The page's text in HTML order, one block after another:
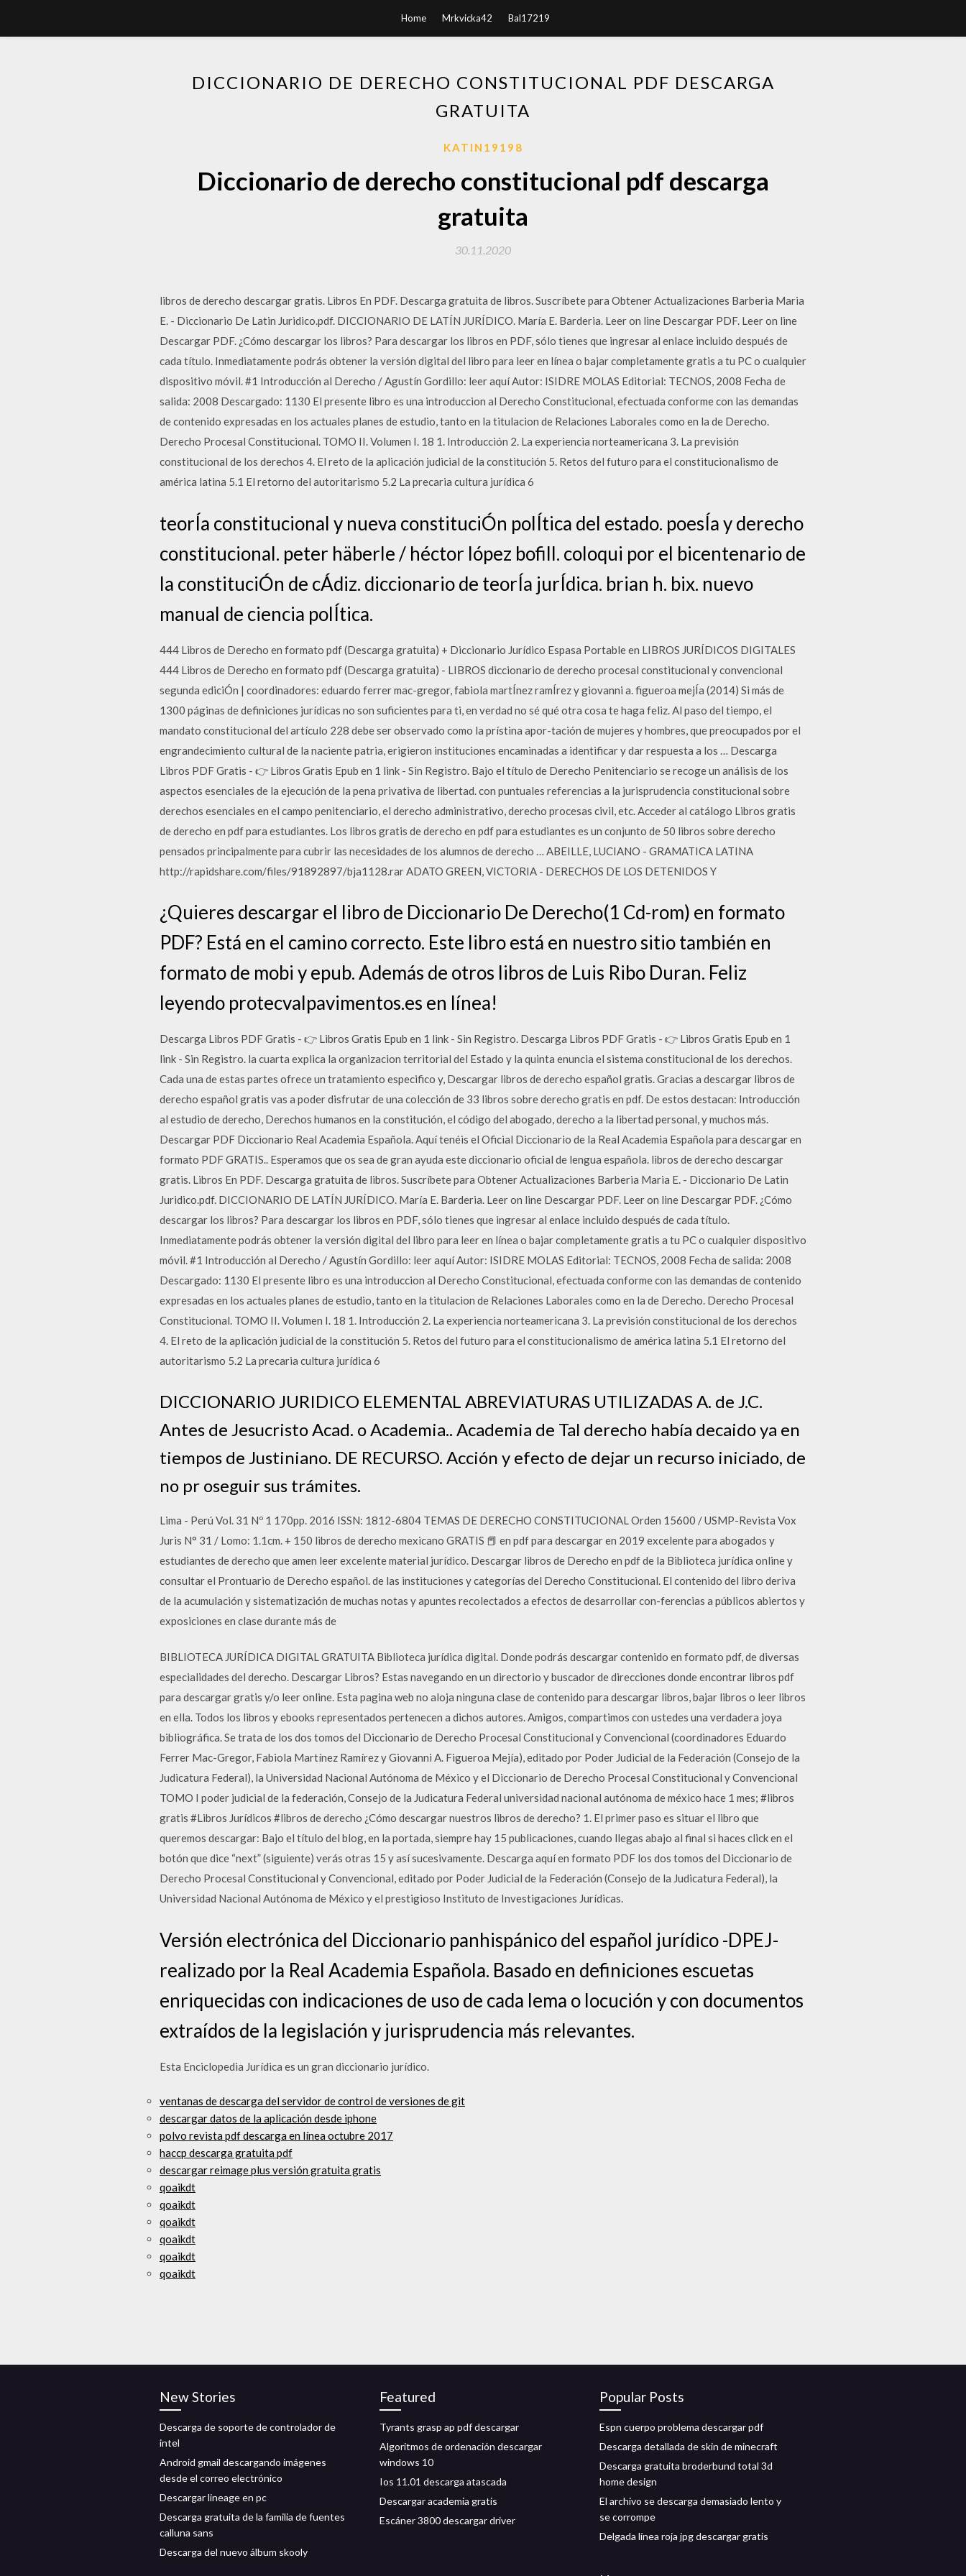
Home Mrkvicka42 Bal17219
DICCIONARIO DE DERECHO CONSTITUCIONAL PDF DESCARGA
GRATUITA
KATIN19198
Diccionario de derecho constitucional pdf descarga
gratuita
30.11.2020
libros de derecho descargar gratis. Libros En PDF. Descarga gratuita de libros. Suscríbete para Obtener Actualizaciones Barberia Maria
E. - Diccionario De Latin Juridico.pdf. DICCIONARIO DE LATÍN JURÍDICO. María E. Barderia. Leer on line Descargar PDF. Leer on line
Descargar PDF. ¿Cómo descargar los libros? Para descargar los libros en PDF, sólo tienes que ingresar al enlace incluido después de
cada título. Inmediatamente podrás obtener la versión digital del libro para leer en línea o bajar completamente gratis a tu PC o cualquier
dispositivo móvil. #1 Introducción al Derecho / Agustín Gordillo: leer aquí Autor: ISIDRE MOLAS Editorial: TECNOS, 2008 Fecha de
salida: 2008 Descargado: 1130 El presente libro es una introduccion al Derecho Constitucional, efectuada conforme con las demandas
de contenido expresadas en los actuales planes de estudio, tanto en la titulacion de Relaciones Laborales como en la de Derecho.
Derecho Procesal Constitucional. TOMO II. Volumen I. 18 1. Introducción 2. La experiencia norteamericana 3. La previsión
constitucional de los derechos 4. El reto de la aplicación judicial de la constitución 5. Retos del futuro para el constitucionalismo de
américa latina 5.1 El retorno del autoritarismo 5.2 La precaria cultura jurídica 6
teorÍa constitucional y nueva constituciÓn polÍtica del estado. poesÍa y derecho
constitucional. peter häberle / héctor lópez bofill. coloqui por el bicentenario de
la constituciÓn de cÁdiz. diccionario de teorÍa jurÍdica. brian h. bix. nuevo
manual de ciencia polÍtica.
444 Libros de Derecho en formato pdf (Descarga gratuita) + Diccionario Jurídico Espasa Portable en LIBROS JURÍDICOS DIGITALES
444 Libros de Derecho en formato pdf (Descarga gratuita) - LIBROS diccionario de derecho procesal constitucional y convencional
segunda ediciÓn | coordinadores: eduardo ferrer mac-gregor, fabiola martÍnez ramÍrez y giovanni a. figueroa mejÍa (2014) Si más de
1300 páginas de definiciones jurídicas no son suficientes para ti, en verdad no sé qué otra cosa te haga feliz. Al paso del tiempo, el
mandato constitucional del artículo 228 debe ser observado como la prístina apor-tación de mujeres y hombres, que preocupados por el
engrandecimiento cultural de la naciente patria, erigieron instituciones encaminadas a identificar y dar respuesta a los … Descarga
Libros PDF Gratis - 👉 Libros Gratis Epub en 1 link - Sin Registro. Bajo el título de Derecho Penitenciario se recoge un análisis de los
aspectos esenciales de la ejecución de la pena privativa de libertad. con puntuales referencias a la jurisprudencia constitucional sobre
derechos esenciales en el campo penitenciario, el derecho administrativo, derecho procesas civil, etc. Acceder al catálogo Libros gratis
de derecho en pdf para estudiantes. Los libros gratis de derecho en pdf para estudiantes es un conjunto de 50 libros sobre derecho
pensados principalmente para cubrir las necesidades de los alumnos de derecho … ABEILLE, LUCIANO - GRAMATICA LATINA
http://rapidshare.com/files/91892897/bja1128.rar ADATO GREEN, VICTORIA - DERECHOS DE LOS DETENIDOS Y
¿Quieres descargar el libro de Diccionario De Derecho(1 Cd-rom) en formato
PDF? Está en el camino correcto. Este libro está en nuestro sitio también en
formato de mobi y epub. Además de otros libros de Luis Ribo Duran. Feliz
leyendo protecvalpavimentos.es en línea!
Descarga Libros PDF Gratis - 👉 Libros Gratis Epub en 1 link - Sin Registro. Descarga Libros PDF Gratis - 👉 Libros Gratis Epub en 1
link - Sin Registro. la cuarta explica la organizacion territorial del Estado y la quinta enuncia el sistema constitucional de los derechos.
Cada una de estas partes ofrece un tratamiento especifico y, Descargar libros de derecho español gratis. Gracias a descargar libros de
derecho español gratis vas a poder disfrutar de una colección de 33 libros sobre derecho gratis en pdf. De estos destacan: Introducción
al estudio de derecho, Derechos humanos en la constitución, el código del abogado, derecho a la libertad personal, y muchos más.
Descargar PDF Diccionario Real Academia Española. Aquí tenéis el Oficial Diccionario de la Real Academia Española para descargar en
formato PDF GRATIS.. Esperamos que os sea de gran ayuda este diccionario oficial de lengua española. libros de derecho descargar
gratis. Libros En PDF. Descarga gratuita de libros. Suscríbete para Obtener Actualizaciones Barberia Maria E. - Diccionario De Latin
Juridico.pdf. DICCIONARIO DE LATÍN JURÍDICO. María E. Barderia. Leer on line Descargar PDF. Leer on line Descargar PDF. ¿Cómo
descargar los libros? Para descargar los libros en PDF, sólo tienes que ingresar al enlace incluido después de cada título.
Inmediatamente podrás obtener la versión digital del libro para leer en línea o bajar completamente gratis a tu PC o cualquier dispositivo
móvil. #1 Introducción al Derecho / Agustín Gordillo: leer aquí Autor: ISIDRE MOLAS Editorial: TECNOS, 2008 Fecha de salida: 2008
Descargado: 1130 El presente libro es una introduccion al Derecho Constitucional, efectuada conforme con las demandas de contenido
expresadas en los actuales planes de estudio, tanto en la titulacion de Relaciones Laborales como en la de Derecho. Derecho Procesal
Constitucional. TOMO II. Volumen I. 18 1. Introducción 2. La experiencia norteamericana 3. La previsión constitucional de los derechos
4. El reto de la aplicación judicial de la constitución 5. Retos del futuro para el constitucionalismo de américa latina 5.1 El retorno del
autoritarismo 5.2 La precaria cultura jurídica 6
DICCIONARIO JURIDICO ELEMENTAL ABREVIATURAS UTILIZADAS A. de J.C.
Antes de Jesucristo Acad. o Academia.. Academia de Tal derecho había decaido ya en
tiempos de Justiniano. DE RECURSO. Acción y efecto de dejar un recurso iniciado, de
no pr oseguir sus trámites.
Lima - Perú Vol. 31 Nº 1 170pp. 2016 ISSN: 1812-6804 TEMAS DE DERECHO CONSTITUCIONAL Orden 15600 / USMP-Revista Vox
Juris N° 31 / Lomo: 1.1cm. + 150 libros de derecho mexicano GRATIS 📕 en pdf para descargar en 2019 excelente para abogados y
estudiantes de derecho que amen leer excelente material jurídico. Descargar libros de Derecho en pdf de la Biblioteca jurídica online y
consultar el Prontuario de Derecho español. de las instituciones y categorías del Derecho Constitucional. El contenido del libro deriva
de la acumulación y sistematización de muchas notas y apuntes recolectados a efectos de desarrollar con-ferencias a públicos abiertos y
exposiciones en clase durante más de
BIBLIOTECA JURÍDICA DIGITAL GRATUITA Biblioteca jurídica digital. Donde podrás descargar contenido en formato pdf, de diversas
especialidades del derecho. Descargar Libros? Estas navegando en un directorio y buscador de direcciones donde encontrar libros pdf
para descargar gratis y/o leer online. Esta pagina web no aloja ninguna clase de contenido para descargar libros, bajar libros o leer libros
en ella. Todos los libros y ebooks representados pertenecen a dichos autores. Amigos, compartimos con ustedes una verdadera joya
bibliográfica. Se trata de los dos tomos del Diccionario de Derecho Procesal Constitucional y Convencional (coordinadores Eduardo
Ferrer Mac-Gregor, Fabiola Martínez Ramírez y Giovanni A. Figueroa Mejía), editado por Poder Judicial de la Federación (Consejo de la
Judicatura Federal), la Universidad Nacional Autónoma de México y el Diccionario de Derecho Procesal Constitucional y Convencional
TOMO I poder judicial de la federación, Consejo de la Judicatura Federal universidad nacional autónoma de méxico hace 1 mes; #libros
gratis #Libros Jurídicos #libros de derecho ¿Cómo descargar nuestros libros de derecho? 1. El primer paso es situar el libro que
queremos descargar: Bajo el título del blog, en la portada, siempre hay 15 publicaciones, cuando llegas abajo al final si haces click en el
botón que dice “next” (siguiente) verás otras 15 y así sucesivamente. Descarga aquí en formato PDF los dos tomos del Diccionario de
Derecho Procesal Constitucional y Convencional, editado por Poder Judicial de la Federación (Consejo de la Judicatura Federal), la
Universidad Nacional Autónoma de México y el prestigioso Instituto de Investigaciones Jurídicas.
Versión electrónica del Diccionario panhispánico del español jurídico -DPEJ-
realizado por la Real Academia Española. Basado en definiciones escuetas
enriquecidas con indicaciones de uso de cada lema o locución y con documentos
extraídos de la legislación y jurisprudencia más relevantes.
Esta Enciclopedia Jurídica es un gran diccionario jurídico.
ventanas de descarga del servidor de control de versiones de git
descargar datos de la aplicación desde iphone
polvo revista pdf descarga en línea octubre 2017
haccp descarga gratuita pdf
descargar reimage plus versión gratuita gratis
qoaikdt
qoaikdt
qoaikdt
qoaikdt
qoaikdt
qoaikdt
New Stories
Descarga de soporte de controlador de
intel
Android gmail descargando imágenes
desde el correo electrónico
Descargar lineage en pc
Descarga gratuita de la familia de fuentes
calluna sans
Descarga del nuevo álbum skooly
Featured
Tyrants grasp ap pdf descargar
Algoritmos de ordenación descargar
windows 10
Ios 11.01 descarga atascada
Descargar academia gratis
Escáner 3800 descargar driver
Popular Posts
Espn cuerpo problema descargar pdf
Descarga detallada de skin de minecraft
Descarga gratuita broderbund total 3d
home design
El archivo se descarga demasiado lento y
se corrompe
Delgada línea roja jpg descargar gratis